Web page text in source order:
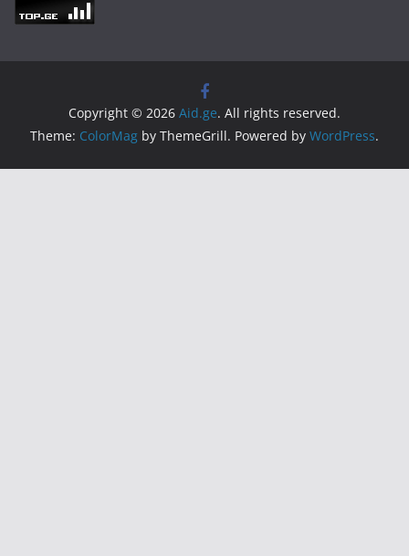
Copyright © 2026 Aid.ge. All rights reserved.
Theme: ColorMag by ThemeGrill. Powered by WordPress.